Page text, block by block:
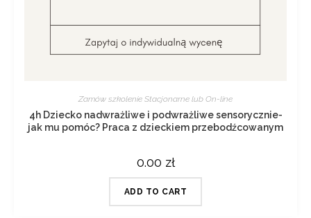
Zamów szkolenie Stacjonarne lub On-line
4h Dziecko nadwrażliwe i podwrażliwe sensorycznie-
jak mu pomóc? Praca z dzieckiem przebodźcowanym
0.00 zł
ADD TO CART